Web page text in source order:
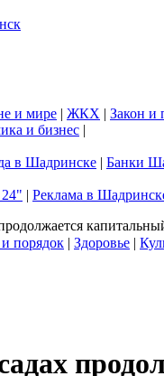
и мире | ЖКХ | Закон и
и бизнес |
в Шадринске | Банки
| Реклама в
порядок | Здоровье |